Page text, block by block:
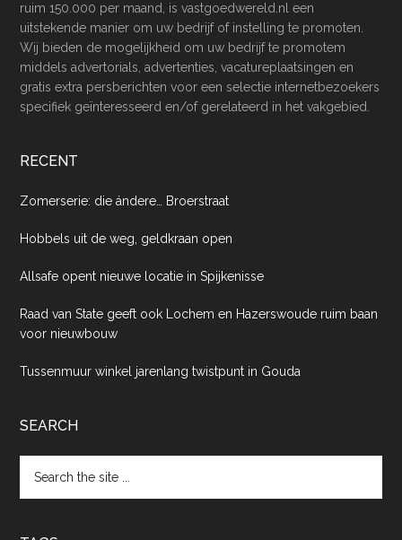
ruim 150.000 per maand, is vastgoedwereld.nl een
uitstekende manier om uw bedrijf of instelling te promoten.
Wij bieden de mogelijkheid om uw bedrijf te promotem
middels advertorials, advertenties, vacatureplaatsingen en
gratis extra persberichten voor een selectie internetbezoekers
specifiek geïnteresseerd en/of gerelateerd in het vakgebied.
RECENT
Zomerserie: die ándere… Broerstraat
Hobbels uit de weg, geldkraan open
Allsafe opent nieuwe locatie in Spijkenisse
Raad van State geeft ook Lochem en Hazerswoude ruim baan
voor nieuwbouw
Tussenmuur winkel jarenlang twistpunt in Gouda
SEARCH
the